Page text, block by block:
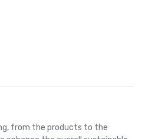
from the products to the